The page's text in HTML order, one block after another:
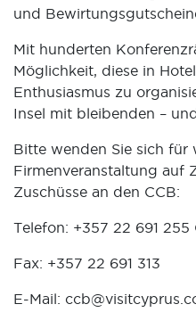
und
Mit hunderten
Möglichkeit, diese in
Enthusiasmus zu
Insel mit bleibenden –
Bitte wenden Sie sich
Firmenveranstaltung auf
Zuschüsse an den CCB:
Telefon: +357 22 691 255
Fax: +357 22 691 313
E-Mail: